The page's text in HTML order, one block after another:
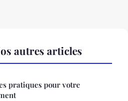
autres articles
pratiques pour votre